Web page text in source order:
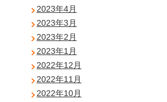
2023年4月
2023年3月
2023年2月
2023年1月
2022年12月
2022年11月
2022年10月